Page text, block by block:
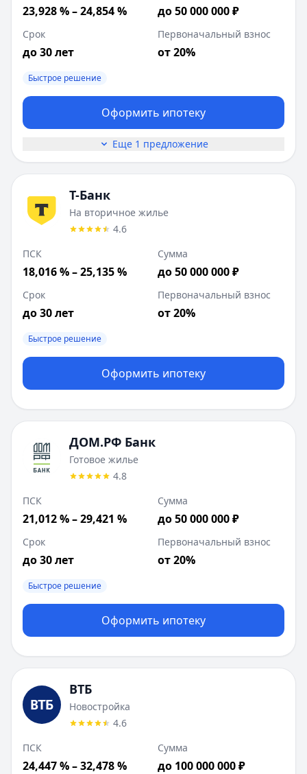
23,928 % – 24,854 % до 50 000 000 ₽
Срок
до 30 лет
Первоначальный взнос
от 20%
Быстрое решение
Оформить ипотеку
Еще 1 предложение
Т-Банк
На вторичное жилье
4.6
ПСК
18,016 % – 25,135 %
Сумма
до 50 000 000 ₽
Срок
до 30 лет
Первоначальный взнос
от 20%
Быстрое решение
Оформить ипотеку
ДОМ.РФ Банк
Готовое жилье
4.8
ПСК
21,012 % – 29,421 %
Сумма
до 50 000 000 ₽
Срок
до 30 лет
Первоначальный взнос
от 20%
Быстрое решение
Оформить ипотеку
ВТБ
Новостройка
4.6
ПСК
24,447 % – 32,478 %
Сумма
до 100 000 000 ₽